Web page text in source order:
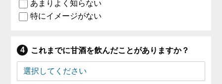
あまりよく知らない
特にイメージがない
これまでに甘酒を飲んだことがありますか？